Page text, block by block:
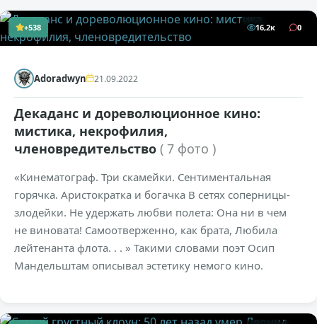
+538 16,2к 0
Adoradwyn 21.09.2022
Декаданс и дореволюционное кино:
мистика, некрофилия,
членовредительство ( 7 фото )
«Кинематограф. Три скамейки. Сентиментальная
горячка. Аристократка и богачка В сетях соперницы-
злодейки. Не удержать любви полета: Она ни в чем
не виновата! Самоотверженно, как брата, Любила
лейтенанта флота. . . » Такими словами поэт Осип
Мандельштам описывал эстетику немого кино.